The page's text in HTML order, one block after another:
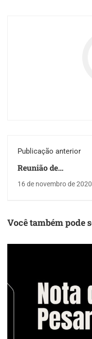
Publicação anterior
Reunião de
pensionistas da
SEAERJ contou com
Souza
16 de novembro de 2020
Você também pode